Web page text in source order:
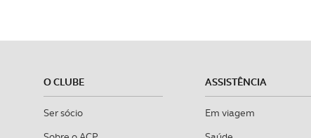
O CLUBE
Ser sócio
ASSISTÊNCIA
Em viagem